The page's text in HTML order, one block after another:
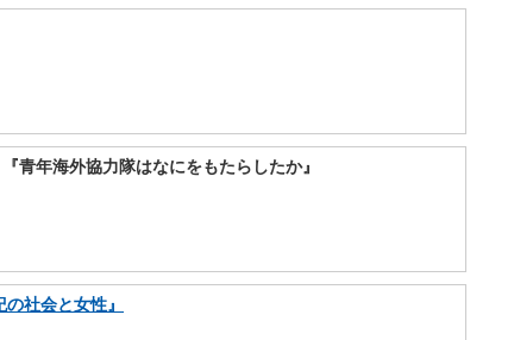
青年海外協力隊はなにをもたらしたか』
社会と女性』